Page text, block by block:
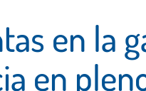
en la
en